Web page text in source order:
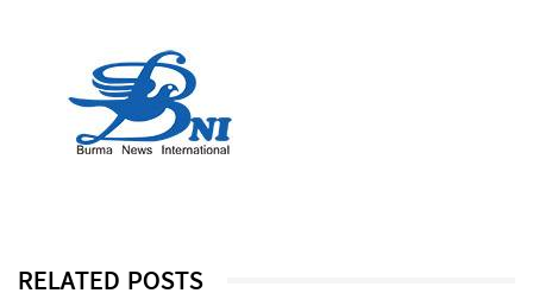
RELATED POSTS